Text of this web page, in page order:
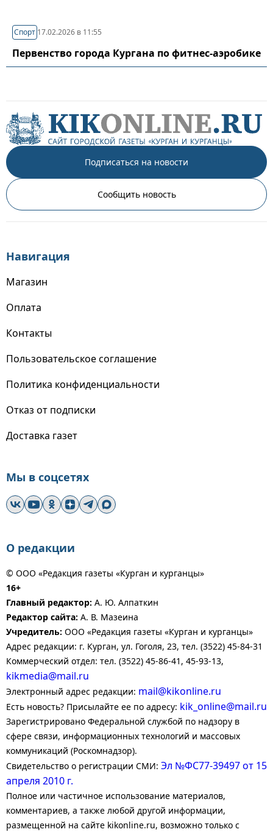
Спорт 17.02.2026 в 11:55
Первенство города Кургана по фитнес-аэробике
Подписаться на новости
Сообщить новость
Навигация
Магазин
Оплата
Контакты
Пользовательское соглашение
Политика конфиденциальности
Отказ от подписки
Доставка газет
Мы в соцсетях
О редакции
© ООО «Редакция газеты «Курган и курганцы»
16+
Главный редактор: А. Ю. Алпаткин
Редактор сайта: А. В. Мазеина
Учредитель: ООО «Редакция газеты «Курган и курганцы»
Адрес редакции: г. Курган, ул. Гоголя, 23, тел. (3522) 45-84-31
Коммерческий отдел: тел. (3522) 45-86-41, 45-93-13,
kikmedia@mail.ru
Электронный адрес редакции: mail@kikonline.ru
Есть новость? Присылайте ее по адресу: kik_online@mail.ru
Зарегистрировано Федеральной службой по надзору в
сфере связи, информационных технологий и массовых
коммуникаций (Роскомнадзор).
Свидетельство о регистрации СМИ: Эл №ФС77-39497 от 15
апреля 2010 г.
Полное или частичное использование материалов,
комментариев, а также любой другой информации,
размещенной на сайте kikonline.ru, возможно только с